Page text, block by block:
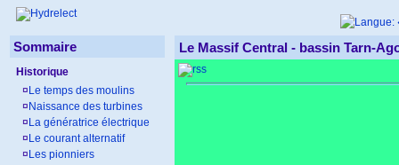
Sommaire
Historique
¤ Le temps des moulins
¤ Naissance des turbines
¤ La génératrice électrique
¤ Le courant alternatif
¤ Les pionniers
Le Massif Central - bassin Tarn-